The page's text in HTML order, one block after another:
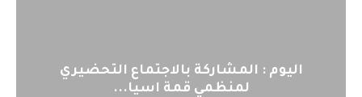
اليوم : المشاركة بالاجتماع التحضيري
لمنظمي قمة اسيا...